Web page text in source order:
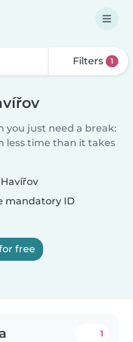
Filters 1
you just need a break:
less time than it takes
mandatory ID
free
1